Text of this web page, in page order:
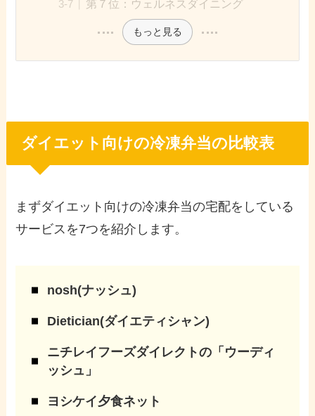
第７位：ウェルネスダイニング
もっと見る
ダイエット向けの冷凍弁当の比較表
まずダイエット向けの冷凍弁当の宅配をしている
サービスを7つを紹介します。
nosh(ナッシュ)
Dietician(ダイエティシャン)
ニチレイフーズダイレクトの「ウーディ
ッシュ」
ヨシケイ夕食ネット